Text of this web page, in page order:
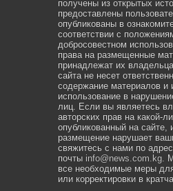
получены из открытых
предоставлены
опубликованы в
соответствии с
добросовестном
права на размещенные
принадлежат их
сайта не несет
содержание материалов и
использование в
лиц. Если вы являетесь
авторских прав на какой-
опубликованный на сайте,
размещение нарушает
свяжитесь с нами по
почты info@news.com.kg.
все необходимые меры
или корректировки в